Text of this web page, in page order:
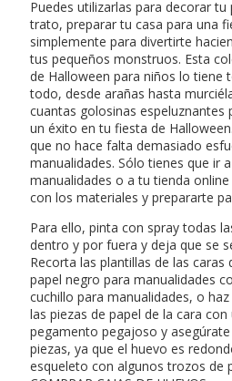
Puedes utilizarlas para decorar
trato, preparar tu casa para una
simplemente para divertirte
tus pequeños monstruos. Esta
de Halloween para niños lo tiene
todo, desde arañas hasta
cuantas golosinas espeluznantes
un éxito en tu fiesta de
que no hace falta demasiado
manualidades. Sólo tienes que ir
manualidades o a tu tienda
con los materiales y prepararte
Para ello, pinta con spray todas
dentro y por fuera y deja que se
Recorta las plantillas de las caras
papel negro para manualidades
cuchillo para manualidades, o
las piezas de papel de la cara
pegamento pegajoso y
piezas, ya que el huevo es
esqueleto con algunos trozos de